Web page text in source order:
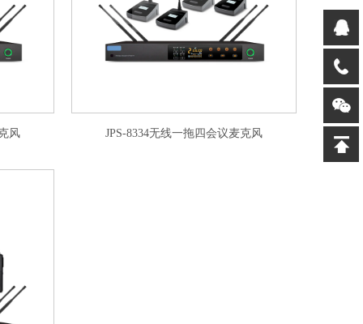
风 JPS-8334无线一拖四会议麦克风